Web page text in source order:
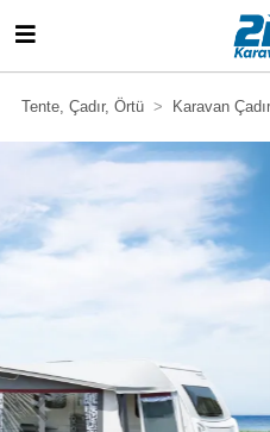
Tente, Çadır, Örtü Karavan